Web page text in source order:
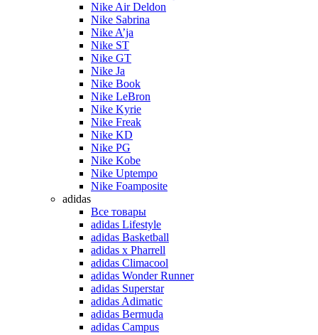
Nike Air Deldon
Nike Sabrina
Nike A’ja
Nike ST
Nike GT
Nike Ja
Nike Book
Nike LeBron
Nike Kyrie
Nike Freak
Nike KD
Nike PG
Nike Kobe
Nike Uptempo
Nike Foamposite
adidas
Все товары
adidas Lifestyle
adidas Basketball
adidas x Pharrell
adidas Climacool
adidas Wonder Runner
adidas Superstar
adidas Adimatic
adidas Bermuda
adidas Campus